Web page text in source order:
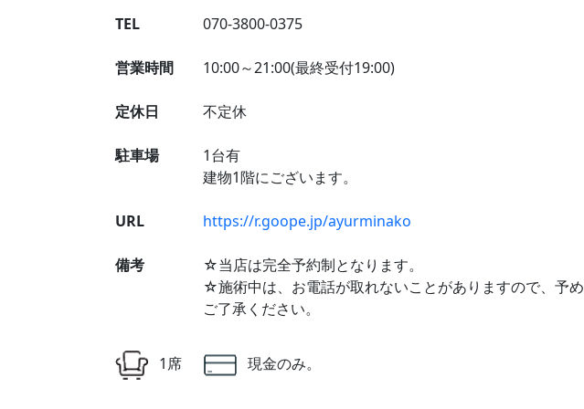
TEL 070-3800-0375
営業時間 10:00～21:00(最終受付19:00)
定休日 不定休
駐車場
1台有
建物1階にございます。
URL https://r.goope.jp/ayurminako
備考
☆当店は完全予約制となります。
☆施術中は、お電話が取れないことがありますので、予め
ご了承ください。
1席 現金のみ。